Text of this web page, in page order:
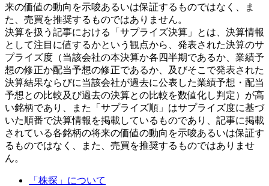
来の価値の動向を示唆あるいは保証するものではなく、ま
た、売買を推奨するものではありません。
決算を扱う記事における「サプライズ決算」とは、決算情報
として注目に値するかという観点から、発表された決算のサ
プライズ度（当該会社の本決算か各四半期であるか、業績予
想の修正か配当予想の修正であるか、及びそこで発表された
決算結果ならびに当該会社が過去に公表した業績予想・配当
予想との比較及び過去の決算との比較を数値化し判定）が高
い銘柄であり、また「サプライズ順」はサプライズ度に基づ
いた順番で決算情報を掲載しているものであり、記事に掲載
されている各銘柄の将来の価値の動向を示唆あるいは保証す
るものではなく、また、売買を推奨するものではありませ
ん。
「株探」について